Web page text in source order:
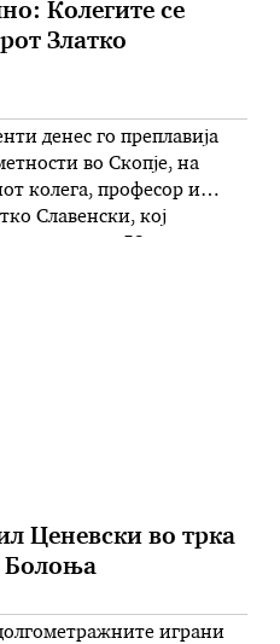
Колегите се
Златко
денес го преплавија
во Скопје, на
колега, професор и
Славенски, кој
Ценевски во трка
Болоња
играни